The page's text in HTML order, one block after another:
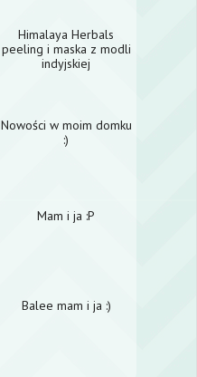
Himalaya Herbals
peeling i maska z modli
indyjskiej
Nowości w moim domku
:)
Mam i ja :P
Balee mam i ja :)